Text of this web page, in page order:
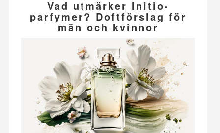
Vad utmärker Initio-
parfymer? Doftförslag för
män och kvinnor